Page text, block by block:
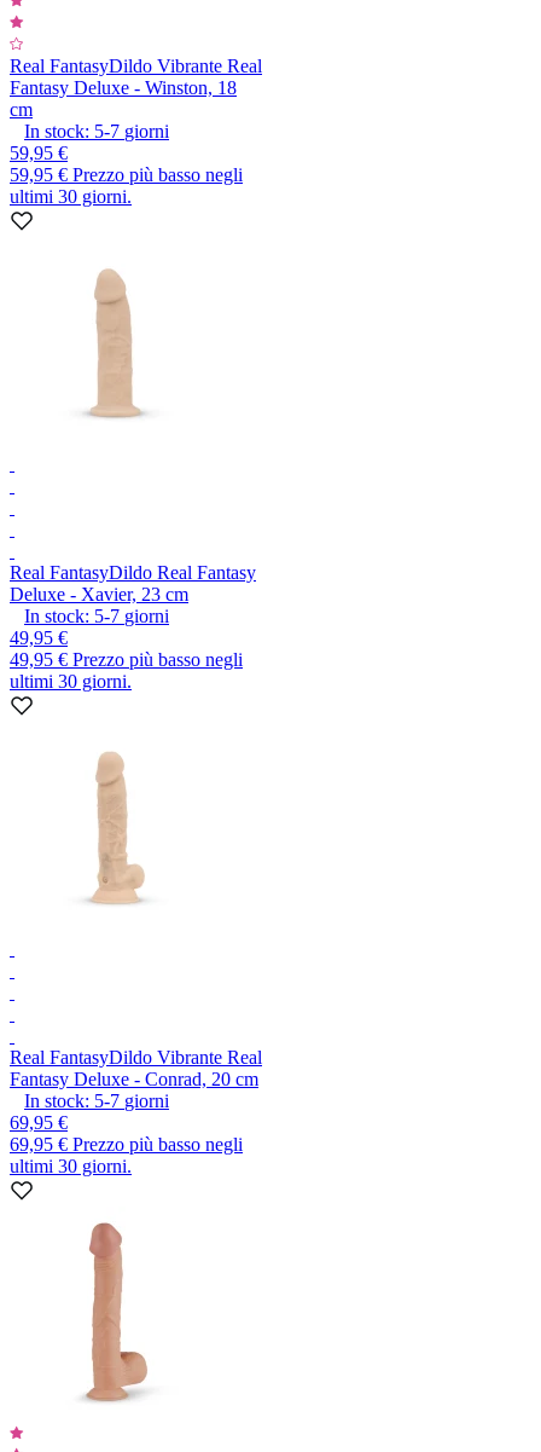
Real FantasyDildo Vibrante Real
Fantasy Deluxe - Winston, 18
cm
In stock: 5-7 giorni
59,95 €
59,95 € Prezzo più basso negli
ultimi 30 giorni.
Real FantasyDildo Real Fantasy
Deluxe - Xavier, 23 cm
In stock: 5-7 giorni
49,95 €
49,95 € Prezzo più basso negli
ultimi 30 giorni.
Real FantasyDildo Vibrante Real
Fantasy Deluxe - Conrad, 20 cm
In stock: 5-7 giorni
69,95 €
69,95 € Prezzo più basso negli
ultimi 30 giorni.